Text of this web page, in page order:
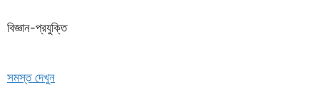
বিজ্ঞান-প্রযুক্তি
সমস্ত দেখুন